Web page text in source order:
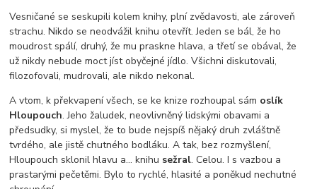
Vesničané se seskupili kolem knihy, plní zvědavosti, ale zároveň
strachu. Nikdo se neodvážil knihu otevřít. Jeden se bál, že ho
moudrost spálí, druhý, že mu praskne hlava, a třetí se obával, že
už nikdy nebude moct jíst obyčejné jídlo. Všichni diskutovali,
filozofovali, mudrovali, ale nikdo nekonal.
A vtom, k překvapení všech, se ke knize rozhoupal sám oslík
Hloupouch. Jeho žaludek, neovlivněný lidskými obavami a
předsudky, si myslel, že to bude nejspíš nějaký druh zvláštně
tvrdého, ale jistě chutného bodláku. A tak, bez rozmyšlení,
Hloupouch sklonil hlavu a... knihu sežral. Celou. I s vazbou a
prastarými pečetěmi. Bylo to rychlé, hlasité a poněkud nechutné